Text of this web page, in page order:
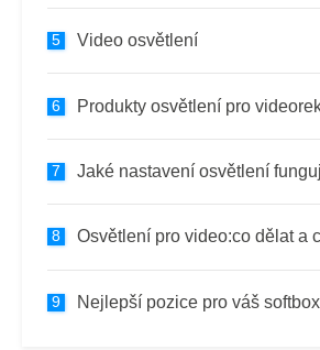
Video osvětlení
Produkty osvětlení pro
Osvětlení pro video:co dělat a
Nejlepší pozice pro váš softbox